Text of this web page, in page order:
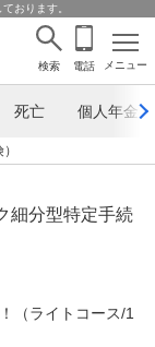
おります。
検索 電話 メニュー
死亡 個人年金
細分型特定手続
（ライトコース/1